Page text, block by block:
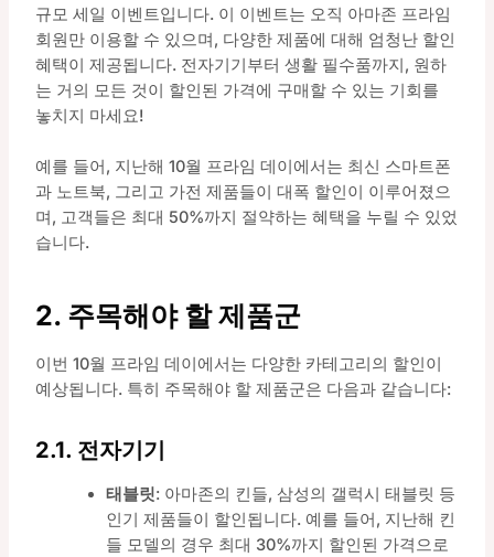
규모 세일 이벤트입니다. 이 이벤트는 오직 아마존 프라임
회원만 이용할 수 있으며, 다양한 제품에 대해 엄청난 할인
혜택이 제공됩니다. 전자기기부터 생활 필수품까지, 원하
는 거의 모든 것이 할인된 가격에 구매할 수 있는 기회를
놓치지 마세요!
예를 들어, 지난해 10월 프라임 데이에서는 최신 스마트폰
과 노트북, 그리고 가전 제품들이 대폭 할인이 이루어졌으
며, 고객들은 최대 50%까지 절약하는 혜택을 누릴 수 있었
습니다.
2. 주목해야 할 제품군
이번 10월 프라임 데이에서는 다양한 카테고리의 할인이
예상됩니다. 특히 주목해야 할 제품군은 다음과 같습니다:
2.1. 전자기기
태블릿: 아마존의 킨들, 삼성의 갤럭시 태블릿 등
인기 제품들이 할인됩니다. 예를 들어, 지난해 킨
들 모델의 경우 최대 30%까지 할인된 가격으로